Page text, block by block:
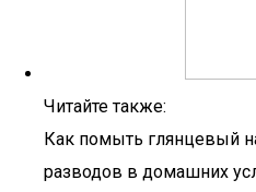
Читайте также:
Как помыть глянцевый
разводов в домашних